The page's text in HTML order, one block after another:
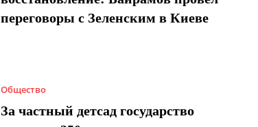
переговоры с Зеленским в Киеве
Общество
За частный детсад государство